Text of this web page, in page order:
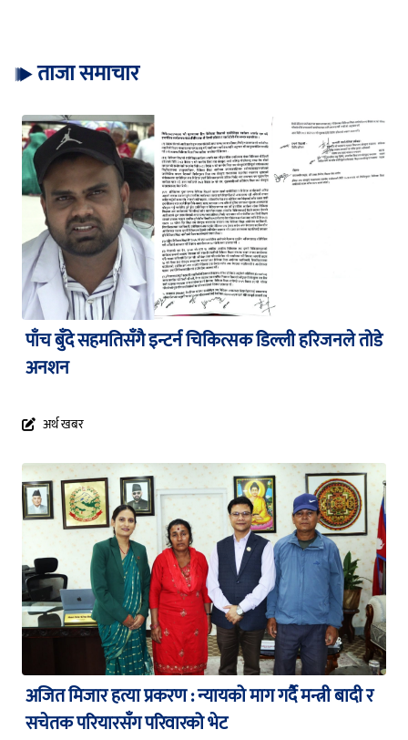
ताजा समाचार
पाँच बुँदे सहमतिसँगै इन्टर्न चिकित्सक डिल्ली हरिजनले तोडे
अनशन
अर्थ खबर
अजित मिजार हत्या प्रकरण : न्यायको माग गर्दै मन्त्री बादी र
सचेतक परियारसँग परिवारको भेट